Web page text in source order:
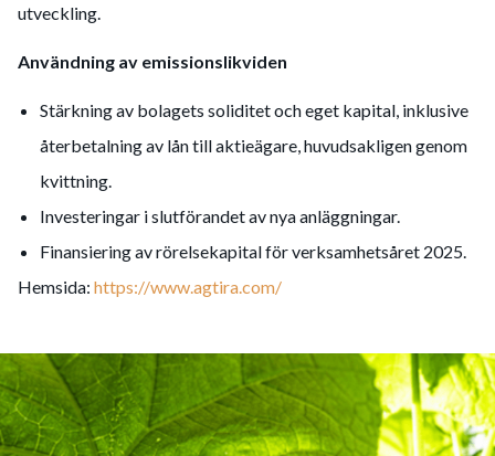
utveckling.
Användning av emissionslikviden
Stärkning av bolagets soliditet och eget kapital, inklusive
återbetalning av lån till aktieägare, huvudsakligen genom
kvittning.
Investeringar i slutförandet av nya anläggningar.
Finansiering av rörelsekapital för verksamhetsåret 2025.
Hemsida: https://www.agtira.com/